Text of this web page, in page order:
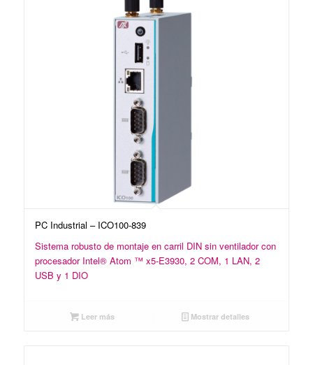
PC Industrial – ICO100-839
Sistema robusto de montaje en carril DIN sin ventilador con
procesador Intel® Atom ™ x5-E3930, 2 COM, 1 LAN, 2
USB y 1 DIO
Leer más Mostrar detalles